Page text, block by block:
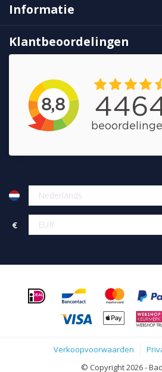
Informatie
Klantbeoordelingen
€
Verkoopvoorwaarden
© Copyright 2026 -